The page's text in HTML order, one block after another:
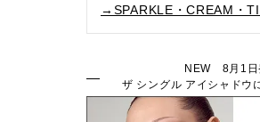
→SPARKLE・CREAM・
NEW 8月1日
ザ シングル アイシャドウ